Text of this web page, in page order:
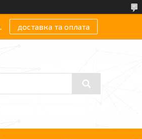
доставка та оплата